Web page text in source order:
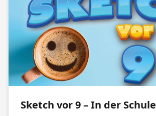
Sketch vor 9 – In der Schule